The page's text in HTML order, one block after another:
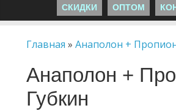
СКИДКИ ОПТОМ
Главная »Анаполон +
Анаполон +
Губкин